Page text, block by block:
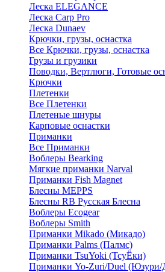
Леска ELEGANCE
Леска Carp Pro
Леска Dunaev
Крючки, грузы, оснастка
Все Крючки, грузы, оснастка
Грузы и грузики
Поводки, Вертлюги, Готовые
Крючки
Плетенки
Все Плетенки
Плетеные шнуры
Карповые оснастки
Приманки
Все Приманки
Воблеры Bearking
Мягкие приманки Narval
Приманки Fish Magnet
Блесны MEPPS
Блесны RB Русская Блесна
Воблеры Ecogear
Воблеры Smith
Приманки Mikado (Микадо)
Приманки Palms (Палмс)
Приманки TsuYoki (ТсуЁки)
Приманки Yo-Zuri/Duel (Юзури/